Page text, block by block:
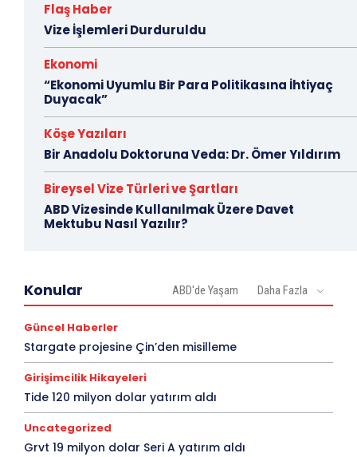
Flaş Haber
Vize İşlemleri Durduruldu
Ekonomi
“Ekonomi Uyumlu Bir Para Politikasına İhtiyaç
Duyacak”
Köşe Yazıları
Bir Anadolu Doktoruna Veda: Dr. Ömer Yıldırım
Bireysel Vize Türleri ve Şartları
ABD Vizesinde Kullanılmak Üzere Davet
Mektubu Nasıl Yazılır?
Konular ABD'de Yaşam Daha Fazla
Güncel Haberler
Stargate projesine Çin’den misilleme
Girişimcilik Hikayeleri
Tide 120 milyon dolar yatırım aldı
Uncategorized
Grvt 19 milyon dolar Seri A yatırım aldı